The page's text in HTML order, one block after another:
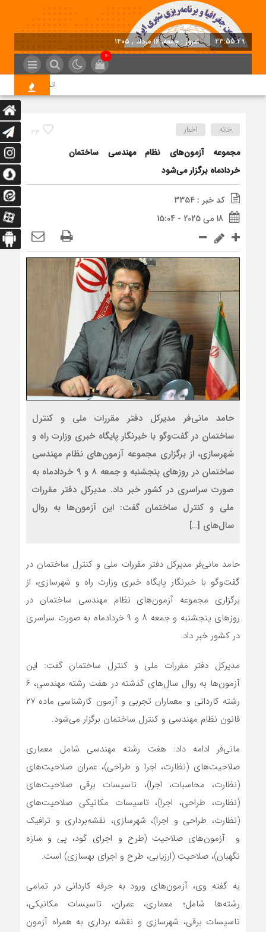
23:55:30 امروز : جمعه, ۱۶ مرداد , ۱۴۰۵
0
اتخاذ تصمیمات
23 خانه اخبار
مجموعه آزمون‌های نظام مهندسی ساختمان
خردادماه برگزار می‌شود
کد خبر : 3354
18 می 2025 - 15:04
حامد مانی‌فر مدیرکل دفتر مقررات ملی و کنترل
ساختمان در گفت‌وگو با خبرنگار پایگاه خبری وزارت راه و
شهرسازی، از برگزاری مجموعه آزمون‌های نظام مهندسی
ساختمان در روزهای پنجشنبه و جمعه ۸ و ۹ خردادماه به
صورت سراسری در کشور خبر داد. مدیرکل دفتر مقررات
ملی و کنترل ساختمان گفت: این آزمون‌ها به روال
سال‌های […]
حامد مانی‌فر مدیرکل دفتر مقررات ملی و کنترل ساختمان در
گفت‌وگو با خبرنگار پایگاه خبری وزارت راه و شهرسازی، از
برگزاری مجموعه آزمون‌های نظام مهندسی ساختمان در
روزهای پنجشنبه و جمعه ۸ و ۹ خردادماه به صورت سراسری
در کشور خبر داد.
مدیرکل دفتر مقررات ملی و کنترل ساختمان گفت: این
آزمون‌ها به روال سال‌های گذشته در هفت رشته مهندسی، ۶
رشته کاردانی و معماران تجربی و آزمون کارشناسی ماده ۲۷
قانون نظام مهندسی و کنترل ساختمان برگزار می‌شود.
مانی‌فر ادامه داد: هفت رشته مهندسی شامل معماری
صلاحیت‌های (نظارت، اجرا و طراحی)، عمران صلاحیت‌های
(نظارت، محاسبات، اجرا)، تاسیسات برقی صلاحیت‌های
(نظارت، طراحی، اجرا)، تاسیسات مکانیکی صلاحیت‌های
(نظارت، طراحی و اجرا)، شهرسازی، نقشه‌برداری و ترافیک
و آزمون‌های صلاحیت (طرح و اجرای گود، پی و سازه
نگهبان)، صلاحیت (ارزیابی، طرح و اجرای بهسازی) است.
به گفته وی، آزمون‌های ورود به حرفه کاردانی در تمامی
رشته‌ها شامل؛ معماری، عمران، تاسیسات مکانیکی،
تاسیسات برقی، شهرسازی و نقشه برداری به همراه آزمون